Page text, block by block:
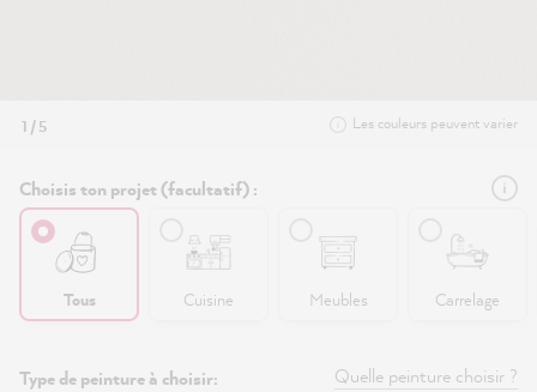
1 / 5 Les couleurs peuvent varier
Choisis ton projet (facultatif) :
Tous Cuisine Meubles Carrelage
Type de peinture à choisir: Quelle peinture choisir ?